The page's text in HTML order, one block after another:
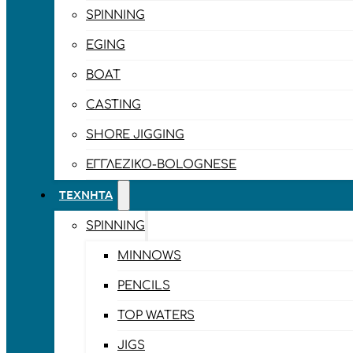
SPINNING
EGING
BOAT
CASTING
SHORE JIGGING
ΕΓΓΛΈΖΙΚΟ-BOLOGNESE
ΤΕΧΝΗΤΆ
SPINNING
MINNOWS
PENCILS
TOP WATERS
JIGS